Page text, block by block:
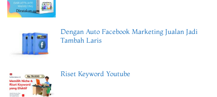
Dengan Auto Facebook Marketing Jualan Jadi
Tambah Laris
Riset Keyword Youtube